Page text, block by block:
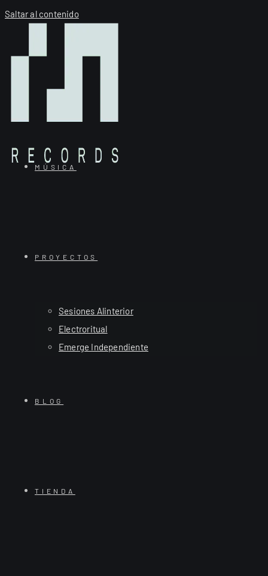
Saltar al contenido
MÚSICA
PROYECTOS
Sesiones Alinterior
Electroritual
Emerge Independiente
BLOG
TIENDA